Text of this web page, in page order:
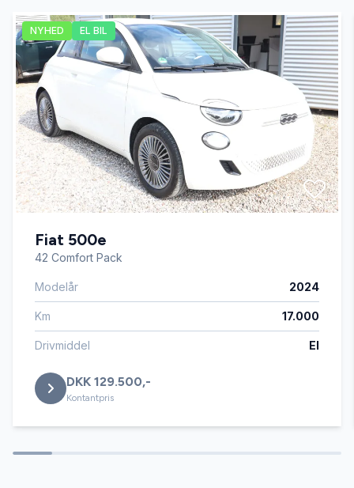
Glastag
Højdejusterbart førersæde
Infocenter
Kørecomputer
Læderrat
Lædersæder
Servostyring
Splitbagsæder
NYHED EL BIL
Fiat 500e
42 Comfort Pack
Modelår 2024
Km 17.000
Drivmiddel El
DKK 129.500,-
Kontantpris